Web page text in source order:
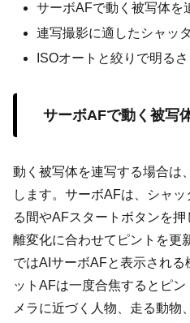
サーボAFで動く被写体を
連写撮影に適したシャッ
ISOオートと絞りで明る
サーボAFで動く被写
動く被写体を連写する場合は
します。サーボAFは、シャ
る間やAFスタートボタンを
離変化に合わせてピントを更
ではAIサーボAFと表示される
ットAFは一度合焦するとピ
メラに近づく人物、走る動物